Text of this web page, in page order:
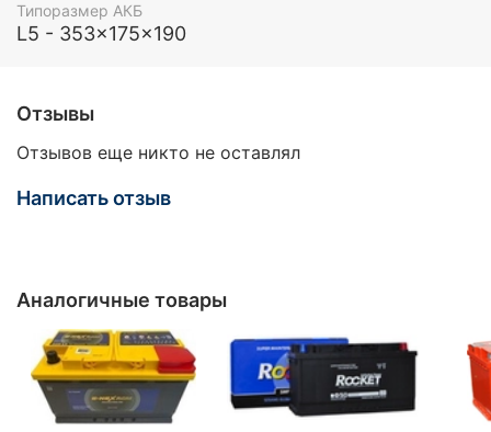
Типоразмер АКБ
L5 - 353x175x190
Отзывы
Отзывов еще никто не оставлял
Написать отзыв
Аналогичные товары